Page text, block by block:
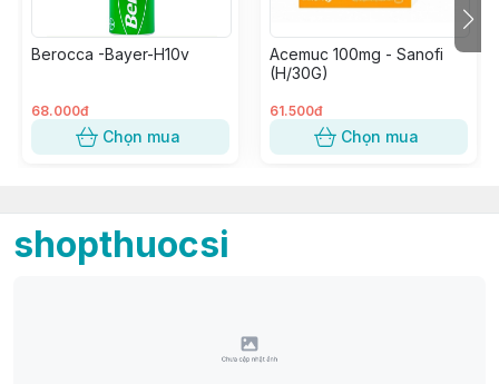
Berocca -Bayer-H10v
68.000đ
Chọn mua
Acemuc 100mg - Sanofi
(H/30G)
61.500đ
Chọn mua
shopthuocsi